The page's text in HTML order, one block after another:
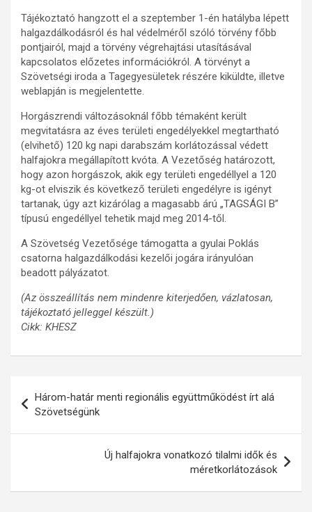
Tájékoztató hangzott el a szeptember 1-én hatályba lépett
halgazdálkodásról és hal védelméről szóló törvény főbb
pontjairól, majd a törvény végrehajtási utasításával
kapcsolatos előzetes információkról. A törvényt a
Szövetségi iroda a Tagegyesületek részére kiküldte, illetve
weblapján is megjelentette.
Horgászrendi változásoknál főbb témaként került
megvitatásra az éves területi engedélyekkel megtartható
(elvihető) 120 kg napi darabszám korlátozással védett
halfajokra megállapított kvóta. A Vezetőség határozott,
hogy azon horgászok, akik egy területi engedéllyel a 120
kg-ot elviszik és következő területi engedélyre is igényt
tartanak, úgy azt kizárólag a magasabb árú „TAGSÁGI B”
típusú engedéllyel tehetik majd meg 2014-től.
A Szövetség Vezetősége támogatta a gyulai Poklás
csatorna halgazdálkodási kezelői jogára irányulóan
beadott pályázatot.
(Az összeállítás nem mindenre kiterjedően, vázlatosan,
tájékoztató jelleggel készült.)
Cikk: KHESZ
navigáció
Három-határ menti regionális együttműködést írt alá
Szövetségünk
Új halfajokra vonatkozó tilalmi idők és
méretkorlátozások